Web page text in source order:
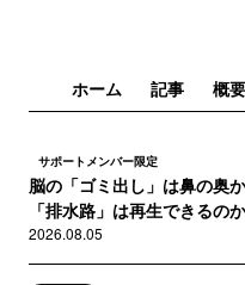
ホーム 記事 概要
サポートメンバー限定
脳の「ゴミ出し」は鼻の奥
「排水路」は再生できるのか
2026.08.05